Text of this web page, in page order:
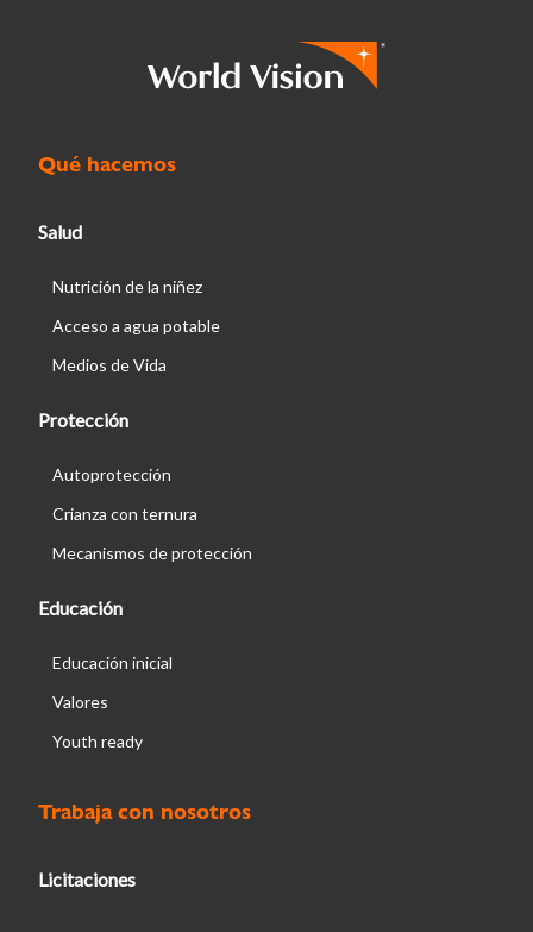
Qué hacemos
Salud
Nutrición de la niñez
Acceso a agua potable
Medios de Vida
Protección
Autoprotección
Crianza con ternura
Mecanismos de protección
Educación
Educación inicial
Valores
Youth ready
Trabaja con nosotros
Licitaciones